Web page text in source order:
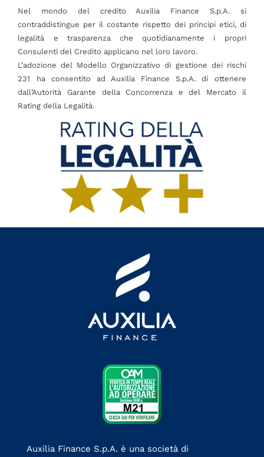
Nel mondo del credito Auxilia Finance S.p.A. si
contraddistingue per il costante rispetto dei principi etici, di
legalità e trasparenza che quotidianamente i propri
Consulenti del Credito applicano nel loro lavoro.
L’adozione del Modello Organizzativo di gestione dei rischi
231 ha consentito ad Auxilia Finance S.p.A. di ottenere
dall’Autorità Garante della Concorrenza e del Mercato il
Rating della Legalità.
Auxilia Finance S.p.A. è una società di